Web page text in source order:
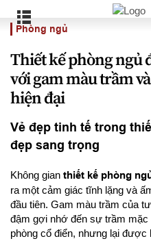
Phòng ngủ
Thiết kế phòng ngủ
với gam màu trầm
hiện đại
Vẻ đẹp tinh tế trong
đẹp sang trọng
Không gian thiết kế phòng
ra một cảm giác tĩnh lặng và
đầu tiên. Gam màu trầm của
đậm gợi nhớ đến sự trầm mặc
phòng cổ điển, nhưng lại